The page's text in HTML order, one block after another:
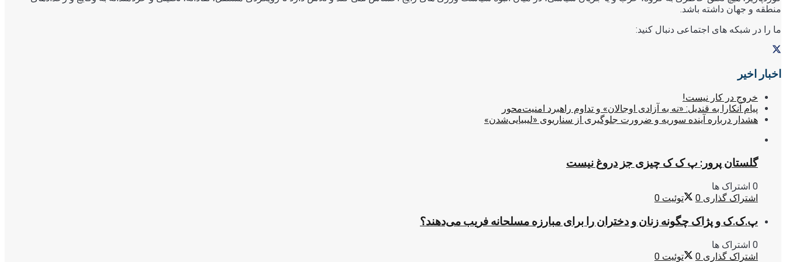
منطقه و جهان داشته باشد.
ما را در شبکه های اجتماعی دنبال کنید:
اخبار اخیر
خروج در کار نیست!
پیام آنکارا به قندیل: «نه به آزادی اوجالان» و تداوم راهبرد امنیت‌محور
هشدار درباره آینده سوریه و ضرورت جلوگیری از سناریوی «لیبیایی‌شدن»
گلستان پرور: پ ک ک چیزی جز دروغ نیست
0 اشتراک ها
اشتراک گذاری 0 توئیت 0
پ.ک.ک و پژاک چگونه زنان و دختران را برای مبارزه مسلحانه فریب می‌دهند؟
0 اشتراک ها
اشتراک گذاری 0 توئیت 0